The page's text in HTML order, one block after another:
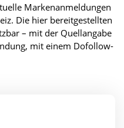
Markenanmeldungen
Die hier bereitgestellten
– mit der Quellangabe
mit einem Dofollow-